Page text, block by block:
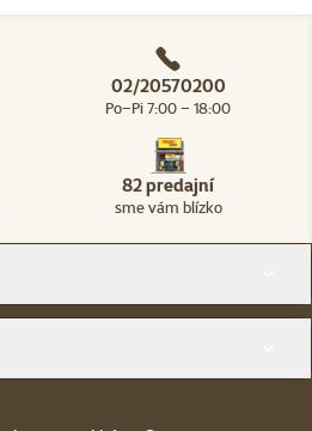
02/20570200
Po–Pi 7:00 – 18:00
82 predajní
sme vám blízko